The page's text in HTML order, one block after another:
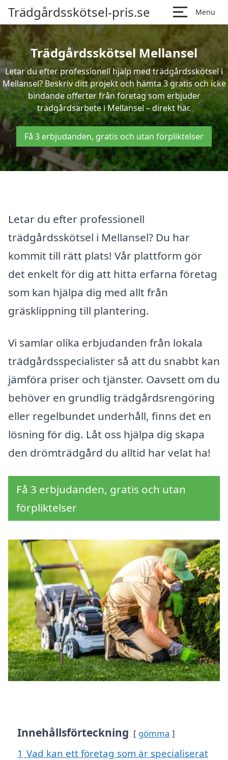
Trädgårdsskötsel-pris.se Menu
Trädgårdsskötsel Mellansel
Letar du efter professionell hjälp med trädgårdsskötsel i
Mellansel? Beskriv ditt projekt och hämta 3 gratis och icke
bindande offerter från företag som erbjuder
trädgårdsarbete i Mellansel – direkt här.
Få 3 erbjudanden, gratis och utan förpliktelser
Letar du efter professionell
trädgårdsskötsel i Mellansel? Du har
kommit till rätt plats! Vår plattform gör
det enkelt för dig att hitta erfarna företag
som kan hjälpa dig med allt från
gräsklippning till plantering.
Vi samlar olika erbjudanden från lokala
trädgårdsspecialister så att du snabbt kan
jämföra priser och tjänster. Oavsett om du
behöver en grundlig trädgårdsrengöring
eller regelbundet underhåll, finns det en
lösning för dig. Låt oss hjälpa dig skapa
den drömträdgård du alltid har velat ha!
Få 3 erbjudanden, gratis och utan
förpliktelser
Innehållsförteckning gömma
1 Vad kan ett företag som är specialiserat